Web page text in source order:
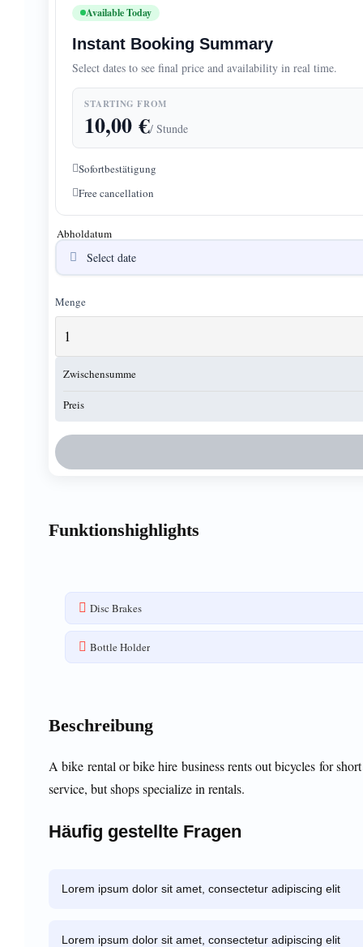
Available Today
Instant Booking Summary
Select dates to see final price and availability in real time.
STARTING FROM
10,00€/ Stunde
Sofortbestätigung
Free cancellation
Abholdatum
Menge
Zwischensumme
Preis
Funktionshighlights
Disc Brakes
Bottle Holder
Beschreibung
A bike rental or bike hire business rents out bicycles for
service, but shops specialize in rentals.
Häufig gestellte Fragen
Lorem ipsum dolor sit amet, consectetur adipiscing elit
Lorem ipsum dolor sit amet, consectetur adipiscing elit